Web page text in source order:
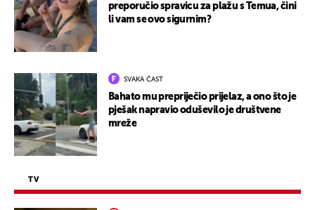
preporučio spravicu za plažu s Temua, čini
li vam se ovo sigurnim?
SVAKA ČAST
Bahato mu prepriječio prijelaz, a ono što je
pješak napravio oduševilo je društvene
mreže
TV